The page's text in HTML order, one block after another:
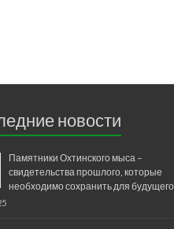
новости
Памятники Охтинского мыса –
свидетельства прошлого, которые
необходимо сохранить для будущего